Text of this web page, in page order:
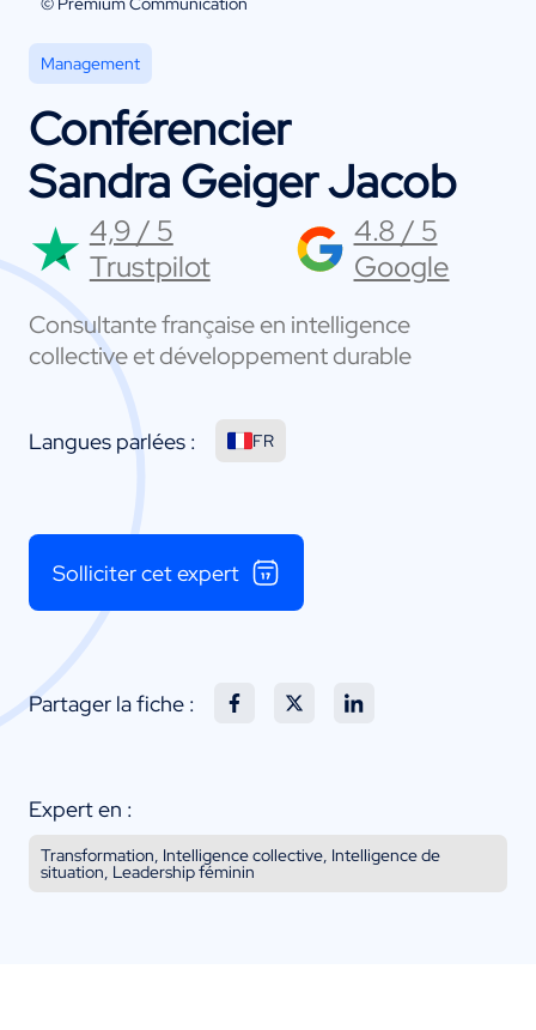
Management
Conférencier
Sandra Geiger Jacob
4,9 / 5
Trustpilot
4.8 / 5
Google
Consultante française en intelligence
collective et développement durable
Langues parlées : FR
Solliciter cet expert
Partager la fiche :
Expert en :
Transformation, Intelligence collective, Intelligence de
situation, Leadership féminin